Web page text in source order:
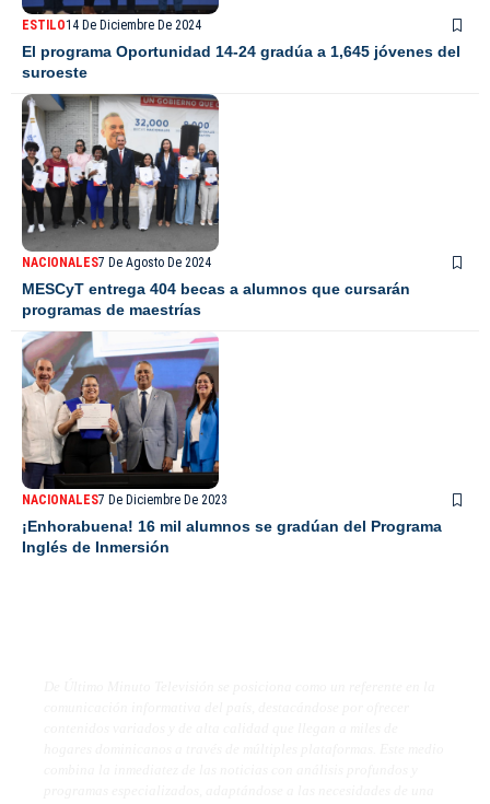
ESTILO14 De Diciembre De 2024
El programa Oportunidad 14-24 gradúa a 1,645 jóvenes del
suroeste
NACIONALES7 De Agosto De 2024
MESCyT entrega 404 becas a alumnos que cursarán
programas de maestrías
NACIONALES7 De Diciembre De 2023
¡Enhorabuena! 16 mil alumnos se gradúan del Programa
Inglés de Inmersión